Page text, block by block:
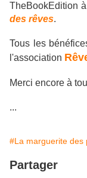
TheBookEdition
des rêves.
Tous les
l'association
Merci encore à
...
#La marguerite des
Partager